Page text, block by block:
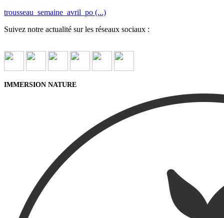
trousseau_semaine_avril_po (...)
Suivez notre actualité sur les réseaux sociaux :
IMMERSION NATURE